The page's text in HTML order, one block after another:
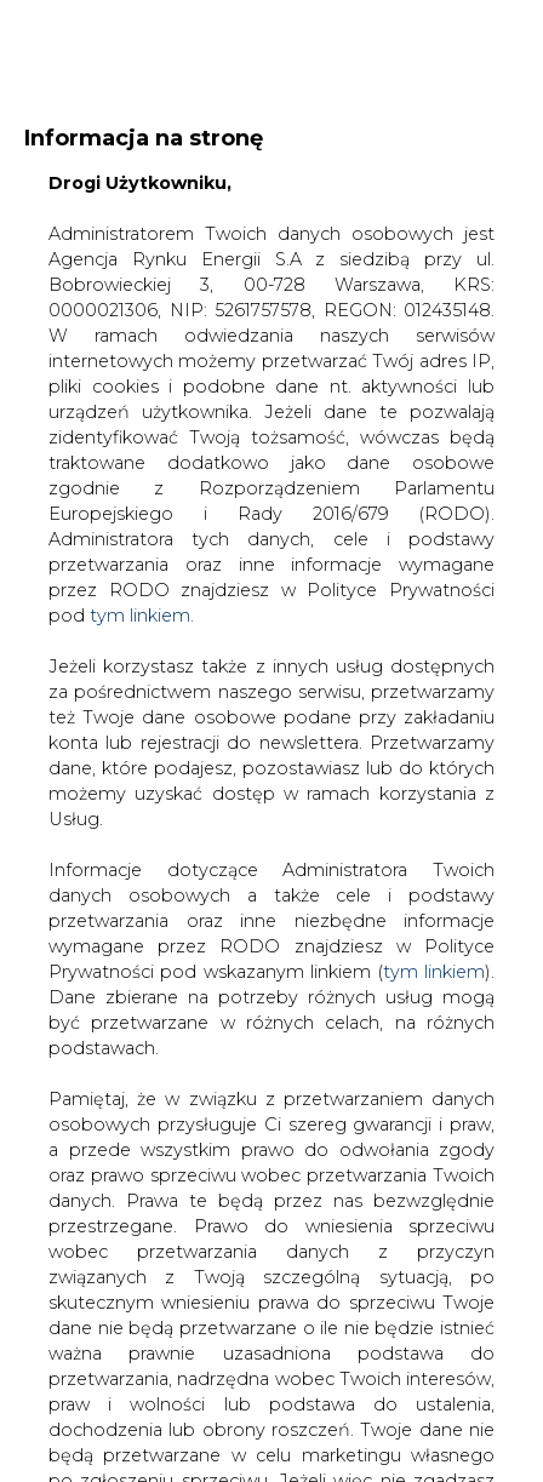
WŁĄCZ CIRE.TV
Administratorem Twoich danych osobowych jest
Bobrowieckiej 3, 00-728 Warszawa, KRS:
W ramach odwiedzania naszych serwisów
internetowych możemy przetwarzać Twój adres IP,
pliki cookies i podobne dane nt. aktywności lub
urządzeń użytkownika. Jeżeli dane te pozwalają
zidentyfikować Twoją tożsamość, wówczas będą
traktowane dodatkowo jako dane osobowe
zgodnie z Rozporządzeniem Parlamentu
Europejskiego i Rady 2016/679 (RODO).
Administratora tych danych, cele i podstawy
przetwarzania oraz inne informacje wymagane
przez RODO znajdziesz w Polityce Prywatności
podtym linkiem.
Jeżeli korzystasz także z innych usług dostępnych
za pośrednictwem naszego serwisu, przetwarzamy
też Twoje dane osobowe podane przy zakładaniu
dane, które podajesz, pozostawiasz lub do których
możemy uzyskać dostęp w ramach korzystania z
Usług.
Informacje dotyczące Administratora Twoich
danych osobowych a także cele i podstawy
przetwarzania oraz inne niezbędne informacje
Prywatności pod wskazanym linkiem (tym linkiem).
Dane zbierane na potrzeby różnych usług mogą
być przetwarzane w różnych celach, na różnych
podstawach.
Pamiętaj, że w związku z przetwarzaniem danych
osobowych przysługuje Ci szereg gwarancji i praw,
a przede wszystkim prawo do odwołania zgody
danych. Prawa te będą przez nas bezwzględnie
przestrzegane. Prawo do wniesienia sprzeciwu
wobec przetwarzania danych z przyczyn
związanych z Twoją szczególną sytuacją, po
skutecznym wniesieniu prawa do sprzeciwu Twoje
dane nie będą przetwarzane o ile nie będzie istnieć
ważna prawnie uzasadniona podstawa do
przetwarzania, nadrzędna wobec Twoich interesów,
praw i wolności lub podstawa do ustalenia,
dochodzenia lub obrony roszczeń. Twoje dane nie
będą przetwarzane w celu marketingu własnego
po zgłoszeniu sprzeciwu. Jeżeli więc nie zgadzasz
się z naszą oceną niezbędności przetwarzania
Twoich danych lub masz inne zastrzeżenia w tym
zakresie, koniecznie zgłoś sprzeciw lub prześlij nam
Strona główna / CIEPŁOWNICTWO / Centrozap:
budować grupę ciepłowniczą
drukuj
skomentuj
udostępnij:
Centrozap: budować grupę
Centrozap zamierza rozmawiać z Eneą
na temat budowy grupy ciepłowniczej w
Biznesu&#8221;.
W ubiegłym tygodniu Centrozap zawarł z Odlewnią
Żeliwa Śrem – spółką Grupy Famur, przedwstępną
warunkową umowę kupna elektrociepłowni w Śremie.
Wczoraj spółka poinformowała o podpisaniu listu
intencyjnego z Dalkią między innymi w sprawie kupna i
modernizacji Przedsiębiorstwa Energetyki Cieplnej w
Śremie.
Jak deklaruje w „PB” Ireneusz Król, prezes Centrozapu,
spółka chce przystąpić teraz do rozmów z Eneą, która
jest udziałowcem PEC Śrem, w sprawie wniesienia
śremskiej elektrociepłowni do PEC w Śremie.